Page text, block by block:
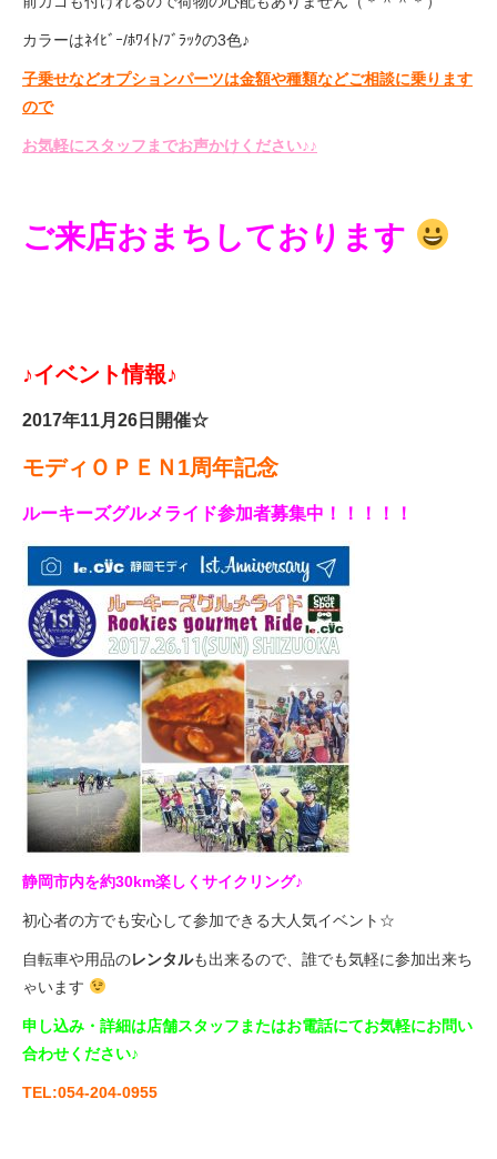
カラーはﾈｲﾋﾞｰ/ﾎﾜｲﾄ/ﾌﾞﾗｯｸの3色♪
子乗せなどオプションパーツは金額や種類などご相談に乗ります
ので
お気軽にスタッフまでお声かけください♪♪
ご来店おまちしております
♪イベント情報♪
2017年11月26日開催☆
モディＯＰＥＮ1周年記念
ルーキーズグルメライド参加者募集中！！！！！
静岡市内を約30km楽しくサイクリング♪
初心者の方でも安心して参加できる大人気イベント☆
自転車や用品のレンタルも出来るので、誰でも気軽に参加出来ち
ゃいます
申し込み・詳細は店舗スタッフまたはお電話にてお気軽にお問い
合わせください♪
TEL:054-204-0955